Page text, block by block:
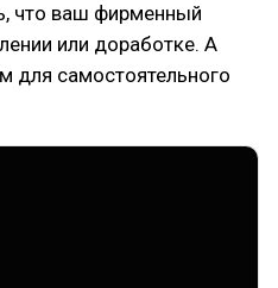
что ваш фирменный
или доработке. А
для самостоятельного